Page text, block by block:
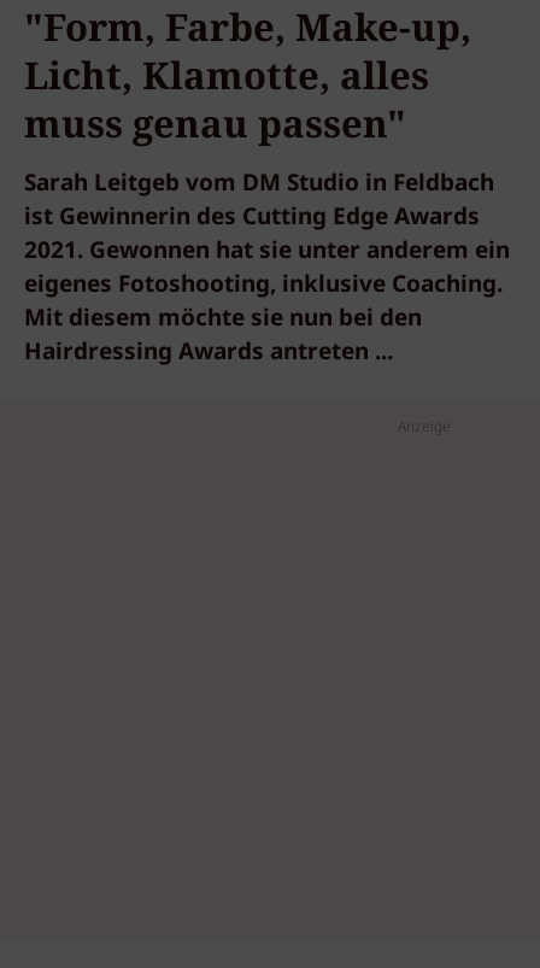
"Form, Farbe, Make-up,
Licht, Klamotte, alles
muss genau passen"
Sarah Leitgeb vom DM Studio in Feldbach
ist Gewinnerin des Cutting Edge Awards
2021. Gewonnen hat sie unter anderem ein
eigenes Fotoshooting, inklusive Coaching.
Mit diesem möchte sie nun bei den
Hairdressing Awards antreten ...
Anzeige